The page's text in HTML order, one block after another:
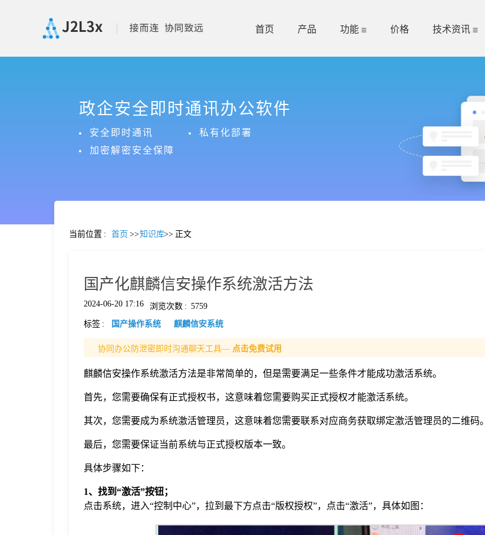
首页 产品 功能 价格 技术资讯
政企安全即时通讯办公软件
安全即时通讯
私有化部署
加密解密安全保障
当前位置 : 首页 >>知识库>> 正文
国产化麒麟信安操作系统激活方法
2024-06-20 17:16 浏览次数 : 5759
标签 : 国产操作系统 麒麟信安系统
协同办公防泄密即时沟通聊天工具— 点击免费试用
麒麟信安操作系统激活方法是非常简单的，但是需要满足一些条件才能成功激活系统。
首先，您需要确保有正式授权书，这意味着您需要购买正式授权才能激活系统。
其次，您需要成为系统激活管理员，这意味着您需要联系对应商务获取绑定激活管理员的二维码。
最后，您需要保证当前系统与正式授权版本一致。
具体步骤如下：
1、找到“激活”按钮；
点击系统，进入“控制中心”，拉到最下方点击“版权授权”，点击“激活”，具体如图：